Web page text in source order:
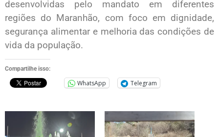
desenvolvidas pelo mandato em diferentes
regiões do Maranhão, com foco em dignidade,
segurança alimentar e melhoria das condições de
vida da população.
Compartilhe isso:
WhatsApp Telegram